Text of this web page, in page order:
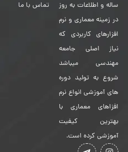
ساله و اطلاعات به روز
در زمینه معماری و نرم
افزارهای کاربردی که
نیاز اصلی جامعه
مهندسی میباشد
شروع به تولید دوره
های آموزشی انواع نرم
افزاهای معماری با
بهترین کیفیت
آموزشی کرده است.
تماس با ما